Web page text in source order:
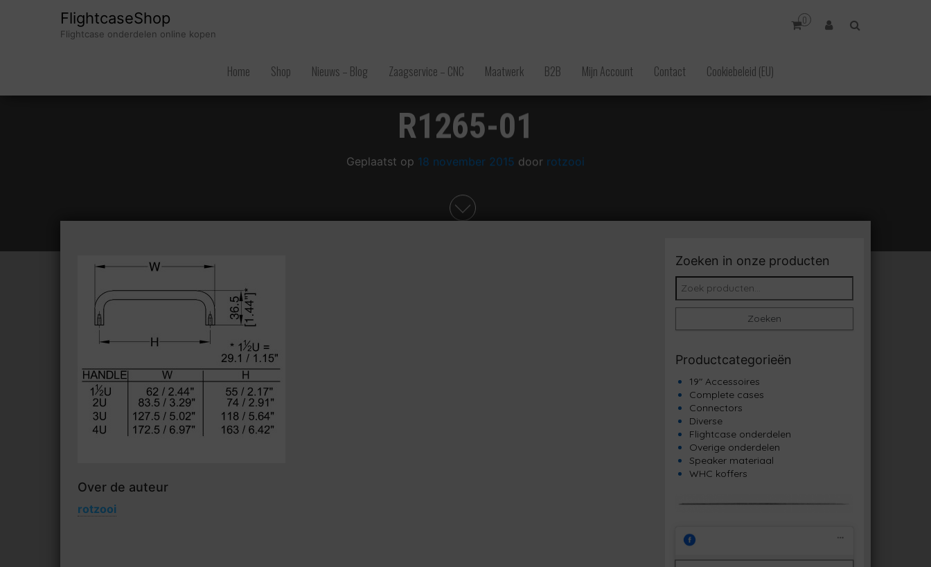
FlightcaseShop
Flightcase onderdelen online kopen
0
Home Shop Nieuws – Blog Zaagservice – CNC Maatwerk B2B Mijn Account Contact Cookiebeleid (EU)
R1265-01
Geplaatst op 18 november 2015 door rotzooi
Over de auteur
rotzooi
Zoeken in onze producten
Zoeken naar:
Zoeken
Productcategorieën
19" Accessoires
Complete cases
Connectors
Diverse
Flightcase onderdelen
Overige onderdelen
Speaker materiaal
WHC koffers